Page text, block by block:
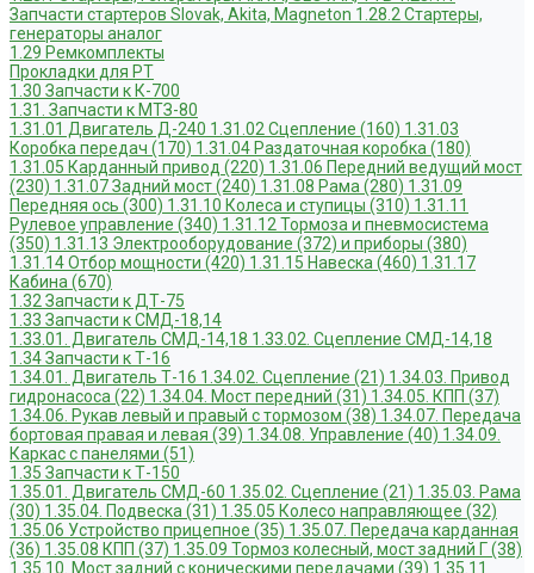
Запчасти стартеров Slovak, Akita, Magneton 1.28.2 Стартеры,
генераторы аналог
1.29 Ремкомплекты
Прокладки для РТ
1.30 Запчасти к К-700
1.31. Запчасти к МТЗ-80
1.31.01 Двигатель Д-240 1.31.02 Сцепление (160) 1.31.03
Коробка передач (170) 1.31.04 Раздаточная коробка (180)
1.31.05 Карданный привод (220) 1.31.06 Передний ведущий мост
(230) 1.31.07 Задний мост (240) 1.31.08 Рама (280) 1.31.09
Передняя ось (300) 1.31.10 Колеса и ступицы (310) 1.31.11
Рулевое управление (340) 1.31.12 Тормоза и пневмосистема
(350) 1.31.13 Электрооборудование (372) и приборы (380)
1.31.14 Отбор мощности (420) 1.31.15 Навеска (460) 1.31.17
Кабина (670)
1.32 Запчасти к ДТ-75
1.33 Запчасти к СМД-18,14
1.33.01. Двигатель СМД-14,18 1.33.02. Сцепление СМД-14,18
1.34 Запчасти к Т-16
1.34.01. Двигатель Т-16 1.34.02. Сцепление (21) 1.34.03. Привод
гидронасоса (22) 1.34.04. Мост передний (31) 1.34.05. КПП (37)
1.34.06. Рукав левый и правый с тормозом (38) 1.34.07. Передача
бортовая правая и левая (39) 1.34.08. Управление (40) 1.34.09.
Каркас с панелями (51)
1.35 Запчасти к Т-150
1.35.01. Двигатель СМД-60 1.35.02. Сцепление (21) 1.35.03. Рама
(30) 1.35.04. Подвеска (31) 1.35.05 Колесо направляющее (32)
1.35.06 Устройство прицепное (35) 1.35.07. Передача карданная
(36) 1.35.08 КПП (37) 1.35.09 Тормоз колесный, мост задний Г (38)
1.35.10. Мост задний с коническими передачами (39) 1.35.11